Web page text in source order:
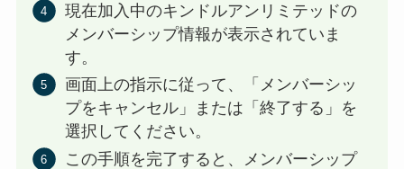
現在加入中のキンドルアンリミテッドの
メンバーシップ情報が表示されていま
す。
画面上の指示に従って、「メンバーシッ
プをキャンセル」または「終了する」を
選択してください。
この手順を完了すると、メンバーシップ